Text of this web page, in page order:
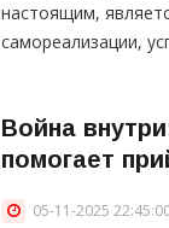
настоящим,
самореализации,
Война
помогает
05-11-2025